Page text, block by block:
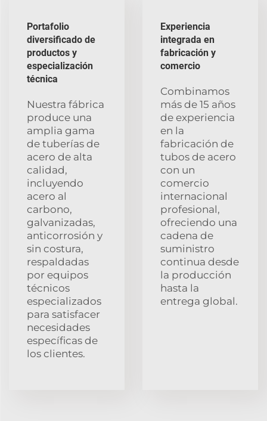
Portafolio
diversificado de
productos y
especialización
técnica
Nuestra fábrica
produce una
amplia gama
de tuberías de
acero de alta
calidad,
incluyendo
acero al
carbono,
galvanizadas,
anticorrosión y
sin costura,
respaldadas
por equipos
técnicos
especializados
para satisfacer
necesidades
específicas de
los clientes.
Experiencia
integrada en
fabricación y
comercio
Combinamos
más de 15 años
de experiencia
en la
fabricación de
tubos de acero
con un
comercio
internacional
profesional,
ofreciendo una
cadena de
suministro
continua desde
la producción
hasta la
entrega global.